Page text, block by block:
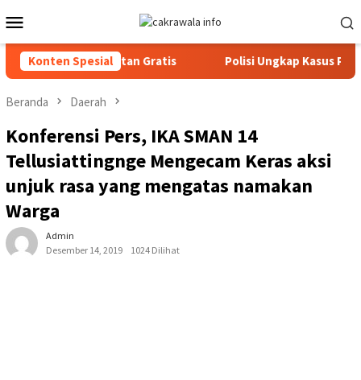
ke
kontenMobile
Konten Spesial
Cek Kesehatan Gratis Polisi Ungkap Kasus
Beranda Daerah
Konferensi Pers, IKA SMAN 14
Tellusiattingnge Mengecam Keras aksi
unjuk rasa yang mengatas namakan
Warga
Admin
Desember 14, 2019
1024 Dilihat